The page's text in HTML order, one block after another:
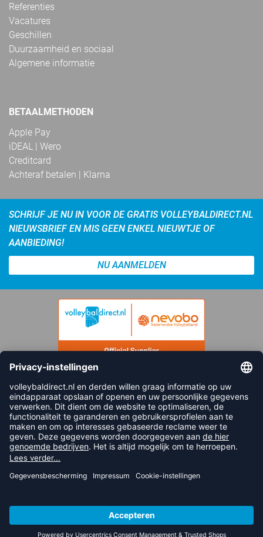
Referenties
Vacatures
Geschillen
Duurzaamheid en sociaal
Algemene informatie
BETAALMETHODEN
Apple Pay
iDEAL | Wero
Creditcard
Achteraf betalen | Klarna
SCHRIJF JE NU IN VOOR DE GRATIS VOLLEYBALDIRECT.NL
NIEUWSBRIEF EN MIS GEEN ENKEL NIEUWTJE OF
AANBIEDING!
NU AANMELDEN
FOLLOW US